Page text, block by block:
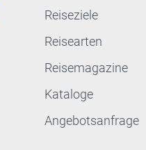
Reiseziele
Reisearten
Reisemagazine
Kataloge
Angebotsanfrage